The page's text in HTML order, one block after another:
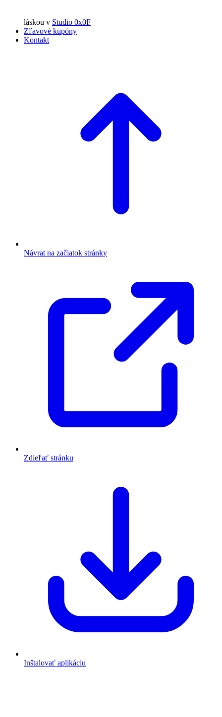
láskou v Studio 0x0F
Zľavové kupóny
Kontakt
Návrat na začiatok stránky
Zdieľať stránku
Inštalovať aplikáciu